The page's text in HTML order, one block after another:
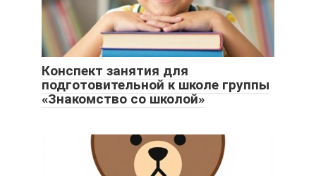
Конспект занятия для
подготовительной к школе группы
«Знакомство со школой»